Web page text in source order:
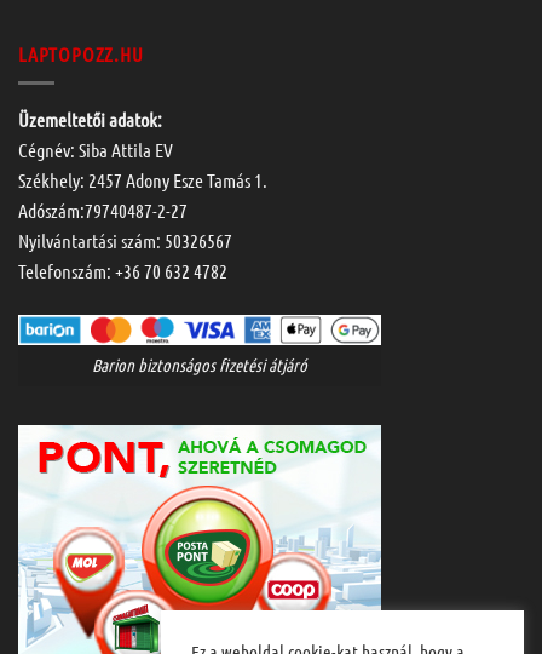
LAPTOPOZZ.HU
Üzemeltetői adatok:
Cégnév: Siba Attila EV
Székhely: 2457 Adony Esze Tamás 1.
Adószám:79740487-2-27
Nyilvántartási szám: 50326567
Telefonszám: +36 70 632 4782
Barion biztonságos fizetési átjáró